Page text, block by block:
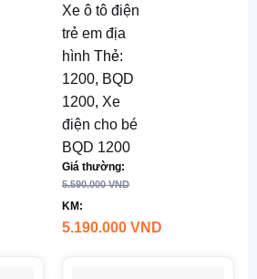
Mã:
BQD
1200
Kt : D141
x R93 x
C87 cm
Chỗ
rộng:
Xe ô tô điện
trẻ em địa
hình Thẻ:
1200, BQD
1200, Xe
điện cho bé
BQD 1200
Giá thường:
5.590.000VND
KM:
5.190.000 VND